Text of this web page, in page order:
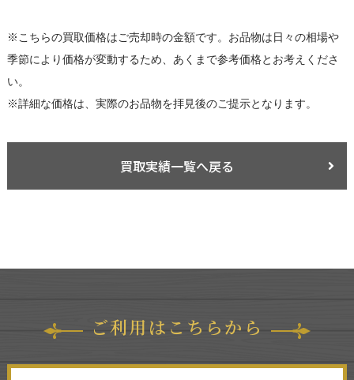
※こちらの買取価格はご売却時の金額です。お品物は日々の相場や
季節により価格が変動するため、あくまで参考価格とお考えくださ
い。
※詳細な価格は、実際のお品物を拝見後のご提示となります。
買取実績一覧へ戻る
ご利用はこちらから